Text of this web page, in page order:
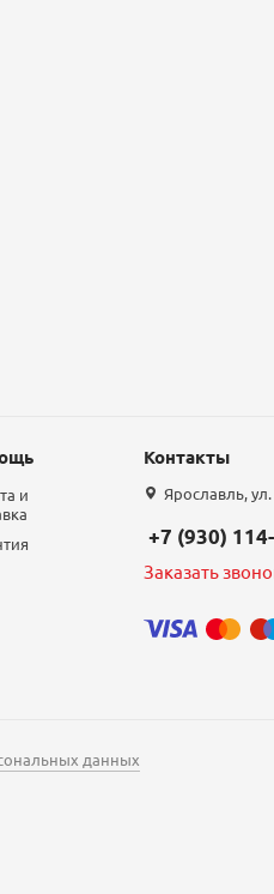
и
Контакты
Ярославль,
+7 (930)
Заказать
данных